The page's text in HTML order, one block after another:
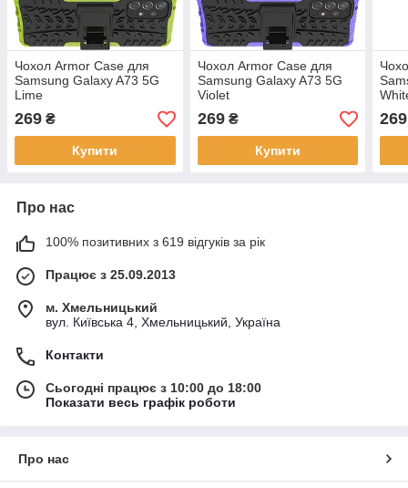
Чохол Armor Case для
Samsung Galaxy A73 5G
Lime
269 ₴
Купити
Чохол Armor Case для
Samsung Galaxy A73 5G
Violet
269₴
Купити
269
Про нас
100% позитивних з 619 відгуків за рік
Працює з 25.09.2013
м. Хмельницький
вул. Київська 4, Хмельницький, Україна
Контакти
Сьогодні працює з 10:00 до 18:00
Показати весь графік роботи
Про нас